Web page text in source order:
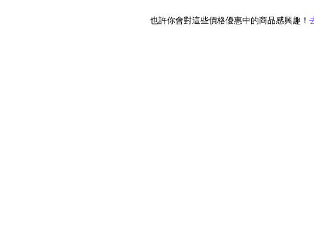
也許你會對這些價格優惠中的商品感興趣！